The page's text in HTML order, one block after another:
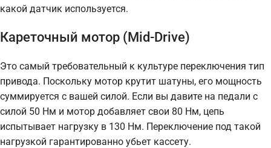
какой датчик используется.
Кареточный мотор (Mid-Drive)
Это самый требовательный к культуре переключения тип
привода. Поскольку мотор крутит шатуны, его мощность
суммируется с вашей силой. Если вы давите на педали с
силой 50 Нм и мотор добавляет свои 80 Нм, цепь
испытывает нагрузку в 130 Нм. Переключение под такой
нагрузкой гарантированно убьет кассету.